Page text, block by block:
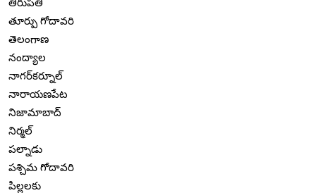
తూర్పు గోదావరి
తెలంగాణ
నంద్యాల
నాగర్‌కర్నూల్
నారాయణపేట
నిజామాబాద్
నిర్మల్
పల్నాడు
పశ్చిమ గోదావరి
పిల్లలకు